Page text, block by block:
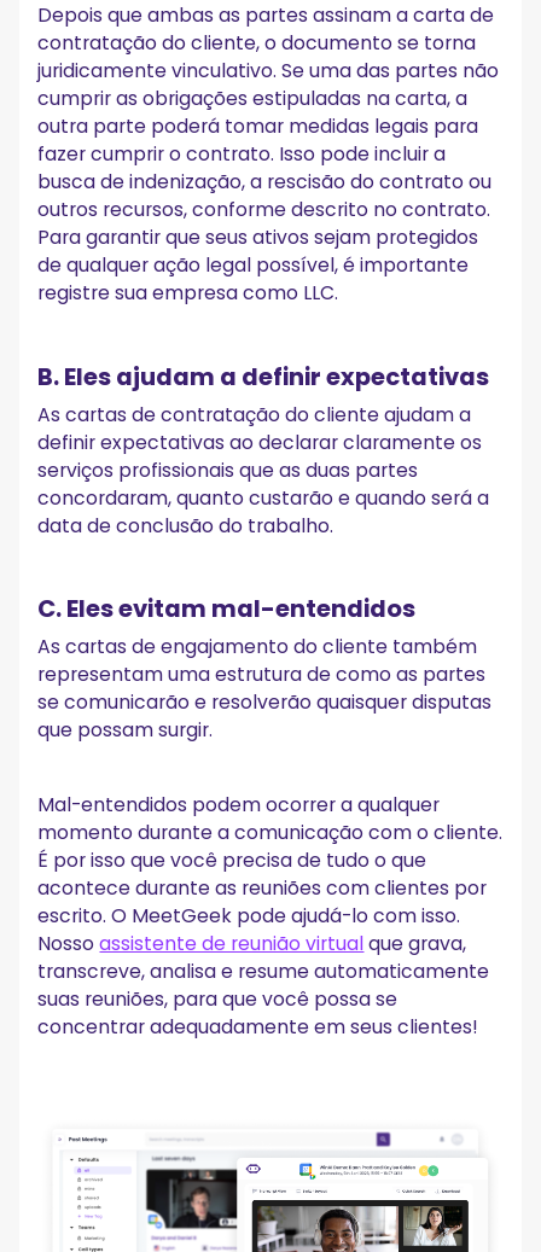
Depois que ambas as partes assinam a carta de
contratação do cliente, o documento se torna
juridicamente vinculativo. Se uma das partes não
cumprir as obrigações estipuladas na carta, a
outra parte poderá tomar medidas legais para
fazer cumprir o contrato. Isso pode incluir a
busca de indenização, a rescisão do contrato ou
outros recursos, conforme descrito no contrato.
Para garantir que seus ativos sejam protegidos
de qualquer ação legal possível, é importante
registre sua empresa como LLC.
B. Eles ajudam a definir expectativas
As cartas de contratação do cliente ajudam a
definir expectativas ao declarar claramente os
serviços profissionais que as duas partes
concordaram, quanto custarão e quando será a
data de conclusão do trabalho.
C. Eles evitam mal-entendidos
As cartas de engajamento do cliente também
representam uma estrutura de como as partes
se comunicarão e resolverão quaisquer disputas
que possam surgir.
Mal-entendidos podem ocorrer a qualquer
momento durante a comunicação com o cliente.
É por isso que você precisa de tudo o que
acontece durante as reuniões com clientes por
escrito. O MeetGeek pode ajudá-lo com isso.
Nossoassistente de reunião virtualque grava,
transcreve, analisa e resume automaticamente
suas reuniões, para que você possa se
concentrar adequadamente em seus clientes!